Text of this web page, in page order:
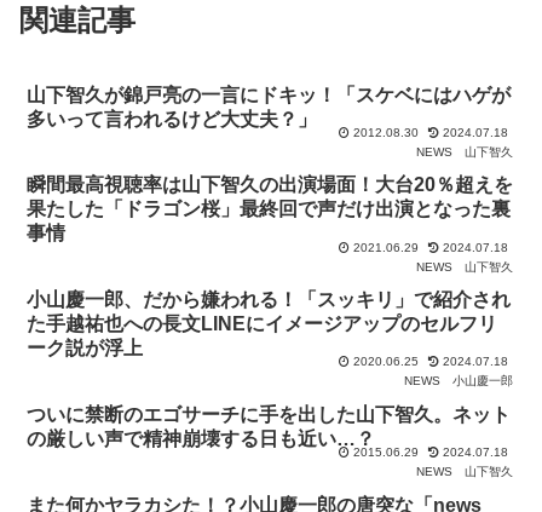
関連記事
山下智久が錦戸亮の一言にドキッ！「スケベにはハゲが
多いって言われるけど大丈夫？」
2012.08.30
2024.07.18
NEWS
山下智久
瞬間最高視聴率は山下智久の出演場面！大台20％超えを
果たした「ドラゴン桜」最終回で声だけ出演となった裏
事情
2021.06.29
2024.07.18
NEWS
山下智久
小山慶一郎、だから嫌われる！「スッキリ」で紹介され
た手越祐也への長文LINEにイメージアップのセルフリ
ーク説が浮上
2020.06.25
2024.07.18
NEWS
小山慶一郎
ついに禁断のエゴサーチに手を出した山下智久。ネット
の厳しい声で精神崩壊する日も近い…？
2015.06.29
2024.07.18
NEWS
山下智久
また何かヤラカシた！？小山慶一郎の唐突な「news